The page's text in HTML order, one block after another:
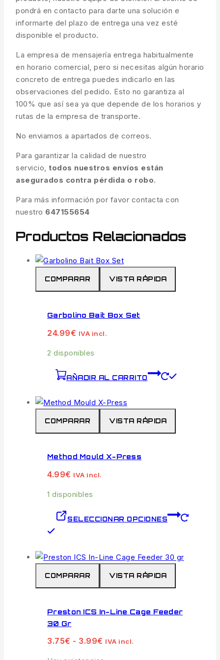
pondrá en contacto para darte una solución e
informarte del plazo de entrega una vez esté
disponible el producto.
La empresa de mensajería entrega habitualmente
en horario comercial, pero si necesitas algún horario
concreto de entrega puedes indicarlo en las
observaciones del pedido. Esto no garantiza al
100% que así sea ya que depende de los horarios y
rutas de la empresa de transporte.
No enviamos a apartados de correos.
Para garantizar la calidad de nuestro
servicio, todos nuestros envíos están
asegurados contra pérdida o robo.
Para más información por favor contacta con
nuestro 647155654
Productos Relacionados
COMPARAR VISTA RÁPIDA
Garbolino Bait Box Set
24.99€ IVA incl.
2 disponibles
AÑADIR AL CARRITO
COMPARAR VISTA RÁPIDA
Method Mould X-Press
4.99€ IVA incl.
1 disponibles
SELECCIONAR OPCIONES
tiene
variantes.
se
pueden
elegir
COMPARAR VISTA RÁPIDA
Preston ICS In-Line Cage Feeder
30 Gr
3.75€ - 3.99€ Rango
precios:
IVA incl.